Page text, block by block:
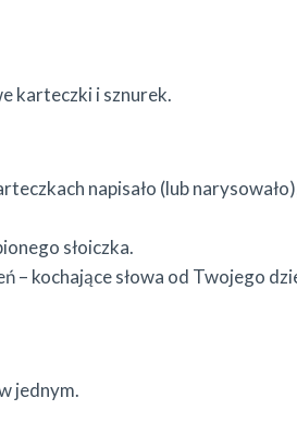
karteczki i sznurek.
napisało (lub
słoiczka.
– kochające słowa od Twojego
jednym.